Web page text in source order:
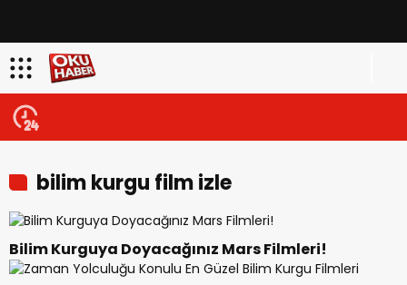
bilim kurgu film izle
Bilim Kurguya Doyacağınız Mars Filmleri!